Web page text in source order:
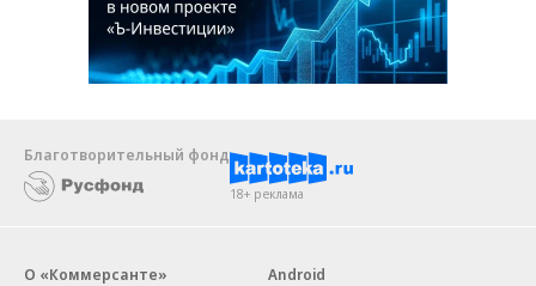
Благотворительный фонд
18+ реклама
О «Коммерсанте»
Android